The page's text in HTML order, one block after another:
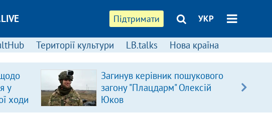
Підтримати УКР
Території культури LB.talks Нова країна
у
ходи
Загинув керівник пошукового
загону "Плацдарм" Олексій
Юков